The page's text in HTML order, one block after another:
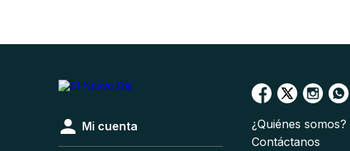
Mi cuenta
¿Quiénes somos?
Contáctanos